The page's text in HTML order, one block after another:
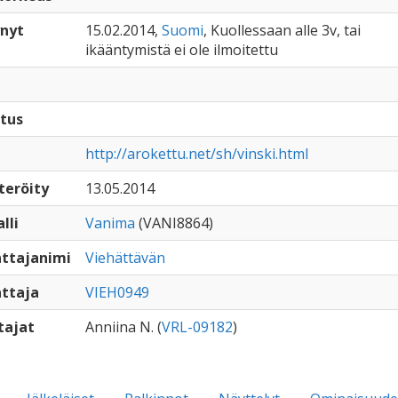
15.02.2014, Suomi, Kuollessaan alle 3v, tai
ikääntymistä ei ole ilmoitettu
http://arokettu.net/sh/vinski.html
13.05.2014
Vanima (VANI8864)
Viehättävän
VIEH0949
Anniina N. (VRL-09182)